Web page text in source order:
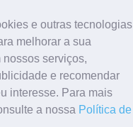
e outras tecnologias
melhorar a sua
serviços,
e recomendar
interesse. Para mais
a nossa Política de